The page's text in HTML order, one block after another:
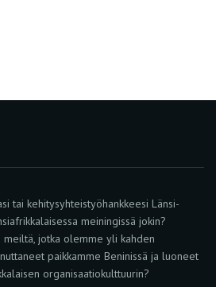
tai kehitysyhteistyöhankkeesi Länsi-
meiningissä jokin?
jotka olemme yli kahden
paikkamme Beninissä ja luoneet
organisaatiokulttuurin?